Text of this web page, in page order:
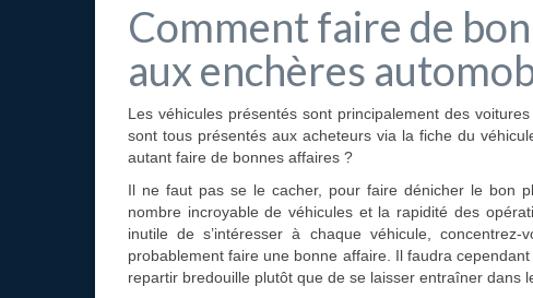
Comment faire de
aux enchères
Les véhicules présentés sont principalement des
sont tous présentés aux acheteurs via la fiche du
autant faire de bonnes affaires ?
Il ne faut pas se le cacher, pour faire dénicher le bon
nombre incroyable de véhicules et la rapidité des
inutile de s’intéresser à chaque véhicule,
probablement faire une bonne affaire. Il faudra
repartir bredouille plutôt que de se laisser entraîner dans